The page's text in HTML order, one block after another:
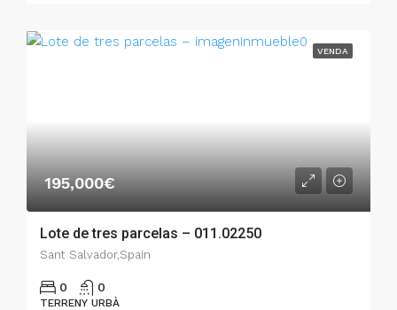
VENDA
195,000€
Lote de tres parcelas – 011.02250
Sant Salvador,Spain
0 0
TERRENY URBÀ